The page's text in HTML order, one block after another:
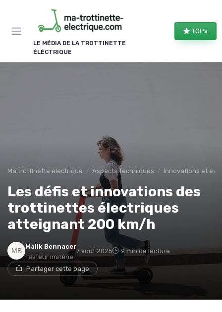
LE MÉDIA DE LA TROTTINETTE
ÉLÉCTRIQUE
TOPs
Ma trottinette electrique Aspects Techniques Innovations et
Les défis et innovations des
trottinettes électriques
atteignant 200 km/h
Malik Bennacer
Testeur matériel
7 août 2025 9 min de lecture
Partager cette page